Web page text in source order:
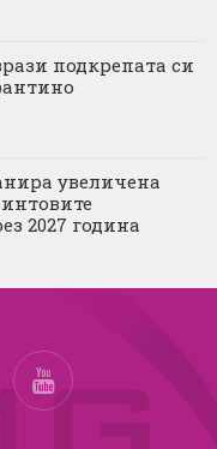
подкрепата си
увеличена
2027 година